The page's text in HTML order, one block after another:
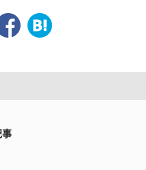
事